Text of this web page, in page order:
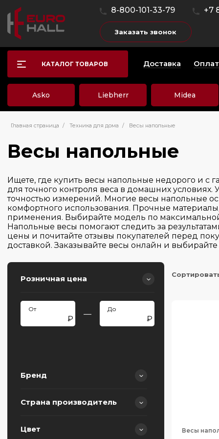
8-800-101-33-79 +7
Заказать звонок
КАТАЛОГ ТОВАРОВ Доставка
Asko Liebherr Midea
Главная страница / Техника для дома / Весы напольные
Весы напольные
Ищете, где купить весы напольные недорого и с
для точного контроля веса в домашних
точностью измерений. Многие весы напольные
комфортного использования. Прочные
применения. Выбирайте модель по
Напольные весы помогают следить за
цены и почитайте отзывы покупателей перед
доставкой. Заказывайте весы онлайн и
Розничная цена
—
Бренд
BORK
Страна производитель
Цвет Весы